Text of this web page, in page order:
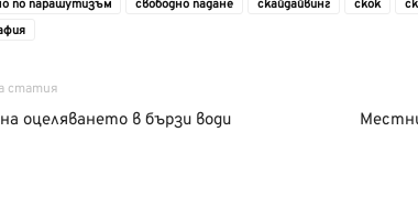
по парашутизъм
свободно падане скайдайвинг скок
статия
оцеляването в бързи води